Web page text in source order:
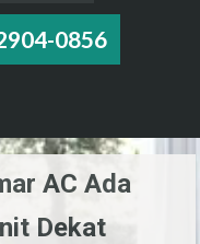
0856
AC Ada
Dekat